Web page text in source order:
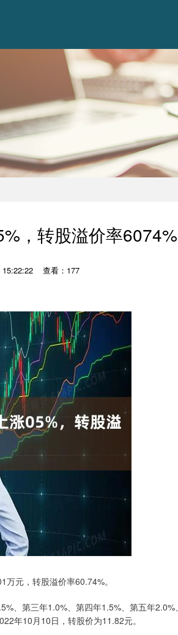
，转股溢价率6074%
15:22:22 查看：177
元，转股溢价率60.74%。
、第三年1.0%、第四年1.5%、第五年2.0%、
年10月10日，转股价为11.82元。
沪深300 4651.31